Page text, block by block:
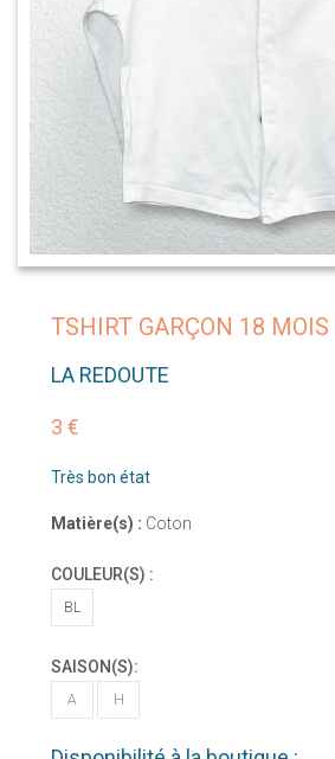
TSHIRT GARÇON 18 MOIS
LA REDOUTE
3 €
Très bon état
Matière(s) : Coton
COULEUR(S) :
BL
SAISON(S):
A H